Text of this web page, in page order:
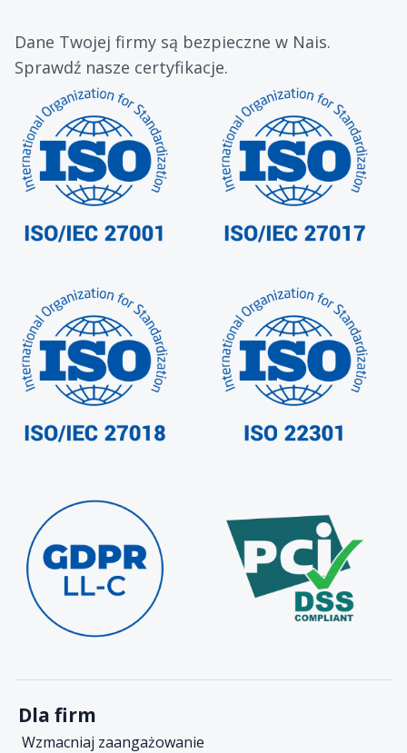
Dane Twojej firmy są bezpieczne w Nais.
Sprawdź nasze certyfikacje.
Dla firm
Wzmacniaj zaangażowanie